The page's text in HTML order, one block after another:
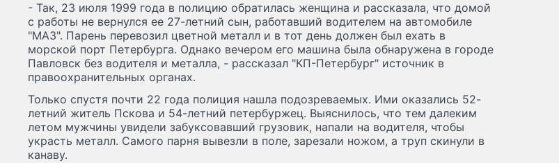
- Так, 23 июля 1999 года в полицию обратилась женщина и рассказала, что домой
с работы не вернулся ее 27-летний сын, работавший водителем на автомобиле
"МАЗ". Парень перевозил цветной металл и в тот день должен был ехать в
морской порт Петербурга. Однако вечером его машина была обнаружена в городе
Павловск без водителя и металла, - рассказал "КП-Петербург" источник в
правоохранительных органах.
Только спустя почти 22 года полиция нашла подозреваемых. Ими оказались 52-
летний житель Пскова и 54-летний петербуржец. Выяснилось, что тем далеким
летом мужчины увидели забуксовавший грузовик, напали на водителя, чтобы
украсть металл. Самого парня вывезли в поле, зарезали ножом, а труп скинули в
канаву.